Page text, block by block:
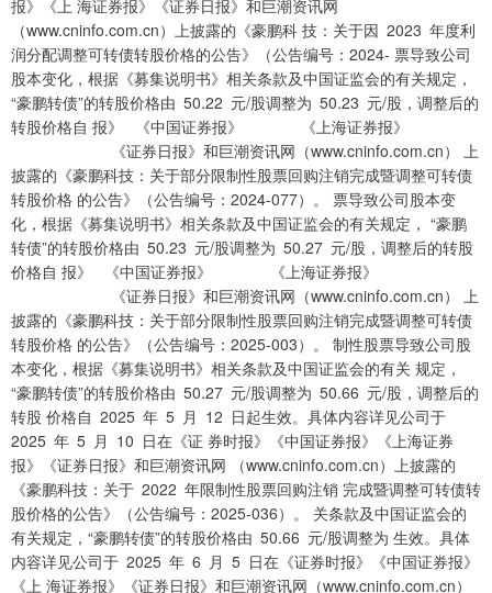
报》《上 海证券报》《证券日报》和巨潮资讯网
（www.cninfo.com.cn）上披露的《豪鹏科 技：关于因 2023 年度利
润分配调整可转债转股价格的公告》（公告编号：2024- 票导致公司
股本变化，根据《募集说明书》相关条款及中国证监会的有关规定，
“豪鹏转债”的转股价格由 50.22 元/股调整为 50.23 元/股，调整后的
转股价格自 报》 《中国证券报》 《上海证券报》
《证券日报》和巨潮资讯网（www.cninfo.com.cn） 上
披露的《豪鹏科技：关于部分限制性股票回购注销完成暨调整可转债
转股价格 的公告》（公告编号：2024-077）。 票导致公司股本变
化，根据《募集说明书》相关条款及中国证监会的有关规定， “豪鹏
转债”的转股价格由 50.23 元/股调整为 50.27 元/股，调整后的转股
价格自 报》 《中国证券报》 《上海证券报》
《证券日报》和巨潮资讯网（www.cninfo.com.cn） 上
披露的《豪鹏科技：关于部分限制性股票回购注销完成暨调整可转债
转股价格 的公告》（公告编号：2025-003）。 制性股票导致公司股
本变化，根据《募集说明书》相关条款及中国证监会的有关 规定，
“豪鹏转债”的转股价格由 50.27 元/股调整为 50.66 元/股，调整后的
转股 价格自 2025 年 5 月 12 日起生效。具体内容详见公司于
2025 年 5 月 10 日在《证 券时报》《中国证券报》《上海证券
报》《证券日报》和巨潮资讯网 （www.cninfo.com.cn）上披露的
《豪鹏科技：关于 2022 年限制性股票回购注销 完成暨调整可转债转
股价格的公告》（公告编号：2025-036）。 关条款及中国证监会的
有关规定，“豪鹏转债”的转股价格由 50.66 元/股调整为 生效。具体
内容详见公司于 2025 年 6 月 5 日在《证券时报》《中国证券报》
《上 海证券报》《证券日报》和巨潮资讯网（www.cninfo.com.cn）